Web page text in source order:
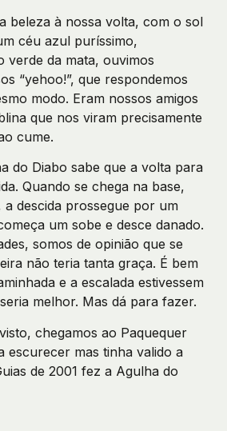
beleza à nossa volta, com o sol
céu azul puríssimo,
verde da mata, ouvimos
“yehoo!”, que respondemos
modo. Eram nossos amigos
que nos viram precisamente
cume.
do Diabo sabe que a volta para
Quando se chega na base,
descida prossegue por um
um sobe e desce danado.
somos de opinião que se
não teria tanta graça. É bem
e a escalada estivessem
melhor. Mas dá para fazer.
chegamos ao Paquequer
escurecer mas tinha valido a
de 2001 fez a Agulha do